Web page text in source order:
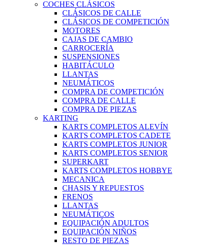
COCHES CLÁSICOS
CLÁSICOS DE CALLE
CLÁSICOS DE COMPETICIÓN
MOTORES
CAJAS DE CAMBIO
CARROCERÍA
SUSPENSIONES
HABITÁCULO
LLANTAS
NEUMÁTICOS
COMPRA DE COMPETICIÓN
COMPRA DE CALLE
COMPRA DE PIEZAS
KARTING
KARTS COMPLETOS ALEVÍN
KARTS COMPLETOS CADETE
KARTS COMPLETOS JUNIOR
KARTS COMPLETOS SENIOR
SUPERKART
KARTS COMPLETOS HOBBYE
MECANICA
CHASIS Y REPUESTOS
FRENOS
LLANTAS
NEUMÁTICOS
EQUIPACIÓN ADULTOS
EQUIPACIÓN NIÑOS
RESTO DE PIEZAS